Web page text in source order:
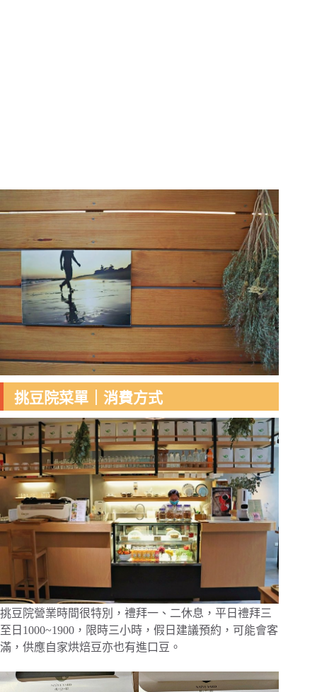
挑豆院菜單｜消費方式
挑豆院營業時間很特別，禮拜一、二休息，平日禮拜三
至日1000~1900，限時三小時，假日建議預約，可能會客
滿，供應自家烘焙豆亦也有進口豆。